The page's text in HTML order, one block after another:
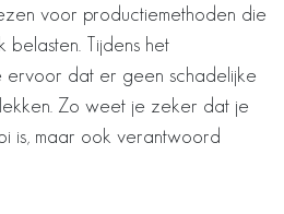
voor productiemethoden die
belasten. Tijdens het
dat er geen schadelijke
Zo weet je zeker dat je
is, maar ook verantwoord